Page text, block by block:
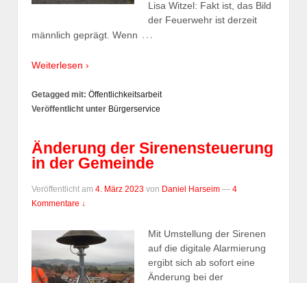
Lisa Witzel: Fakt ist, das Bild
der Feuerwehr ist derzeit
männlich geprägt. Wenn …
Weiterlesen ›
Getagged mit: Öffentlichkeitsarbeit
Veröffentlicht unter Bürgerservice
Änderung der Sirenensteuerung
in der Gemeinde
Veröffentlicht am 4. März 2023 von Daniel Harseim — 4
Kommentare ↓
Mit Umstellung der Sirenen
auf die digitale Alarmierung
ergibt sich ab sofort eine
Änderung bei der